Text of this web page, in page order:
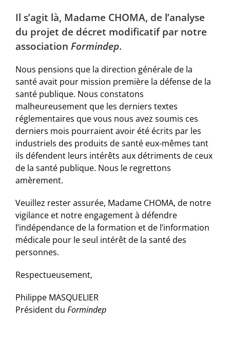
Il s’agit là, Madame CHOMA, de l’analyse
du projet de décret modificatif par notre
association Formindep.
Nous pensions que la direction générale de la
santé avait pour mission première la défense de la
santé publique. Nous constatons
malheureusement que les derniers textes
réglementaires que vous nous avez soumis ces
derniers mois pourraient avoir été écrits par les
industriels des produits de santé eux-mêmes tant
ils défendent leurs intérêts aux détriments de ceux
de la santé publique. Nous le regrettons
amèrement.
Veuillez rester assurée, Madame CHOMA, de notre
vigilance et notre engagement à défendre
l’indépendance de la formation et de l’information
médicale pour le seul intérêt de la santé des
personnes.
Respectueusement,
Philippe MASQUELIER
Président du Formindep